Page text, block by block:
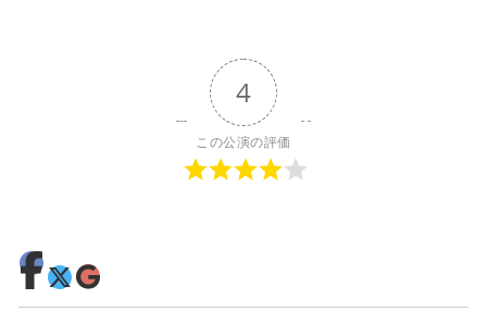
4
この公演の評価